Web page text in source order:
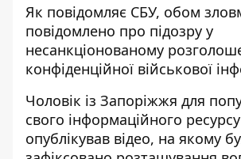
Як повідомляє СБУ, обом
повідомлено про підозру у
несанкціонованому
конфіденційної військової
Чоловік із Запоріжжя для
свого інформаційного
опублікував відео, на якому